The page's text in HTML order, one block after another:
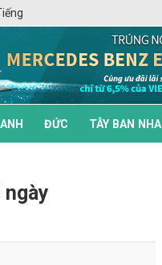
ANH ĐỨC TÂY BAN NHA
ngày